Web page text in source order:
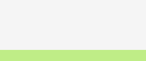
ricerca